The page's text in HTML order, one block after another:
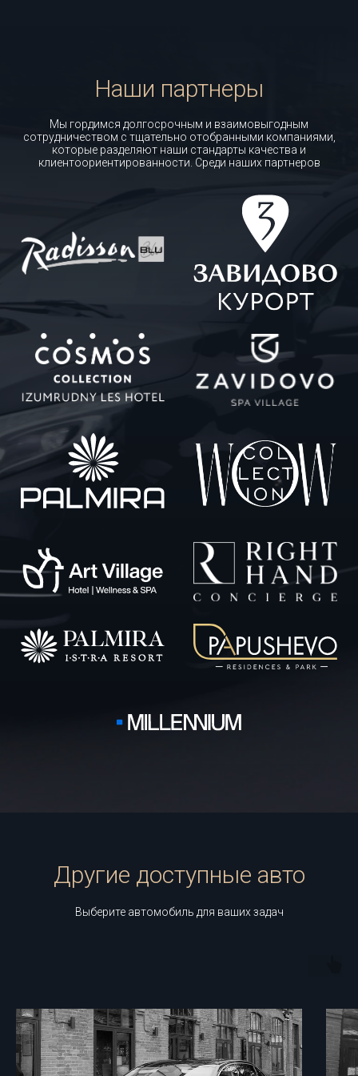
Наши партнеры
Мы гордимся долгосрочным и взаимовыгодным
сотрудничеством с тщательно отобранными компаниями,
которые разделяют наши стандарты качества и
клиентоориентированности. Среди наших партнеров
Другие доступные авто
Выберите автомобиль для ваших задач